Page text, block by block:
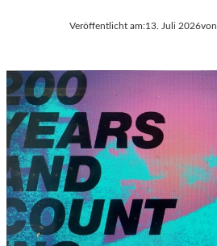
Veröffentlicht am:13. Juli 2026von